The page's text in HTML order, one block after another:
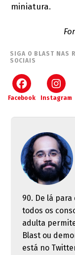
miniatura.
SIGA O BLAST NAS
SOCIAIS
Facebook Instagram
90. De lá
todos os
adulta
Blast ou
está no